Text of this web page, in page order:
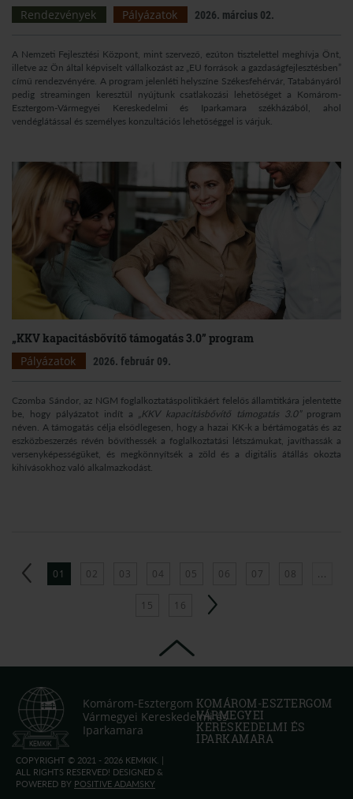
Rendezvények
Pályázatok 2026. március 02.
A Nemzeti Fejlesztési Központ, mint szervező, ezúton tisztelettel meghívja Önt,
illetve az Ön által képviselt vállalkozást az „EU források a gazdaságfejlesztésben”
című rendezvényére. A program jelenléti helyszíne Székesfehérvár, Tatabányáról
pedig streamingen keresztül nyújtunk csatlakozási lehetőséget a Komárom-
Esztergom-Vármegyei Kereskedelmi és Iparkamara székházából, ahol
vendéglátással és személyes konzultációs lehetőséggel is várjuk.
„KKV kapacitásbővítő támogatás 3.0” program
Pályázatok
2026. február 09.
Czomba Sándor, az NGM foglalkoztatáspolitikáért felelős államtitkára jelentette
be, hogy pályázatot indít a „KKV kapacitásbővítő támogatás 3.0”program
néven. A támogatás célja elsődlegesen, hogy a hazai KK-k a bértámogatás és az
eszközbeszerzés révén bővíthessék a foglalkoztatási létszámukat, javíthassák a
versenyképességüket, és megkönnyítsék a zöld és a digitális átállás okozta
kihívásokhoz való alkalmazkodást.
01 02 03 04 05 06 07 08 ...
15 16
Komárom-Esztergom
Vármegyei Kereskedelmi és
Iparkamara
COPYRIGHT © 2021 - 2026 KEMKIK. |
ALL RIGHTS RESERVED! DESIGNED &
POWERED BY POSITIVE ADAMSKY
KOMÁROM-ESZTERGOM
VÁRMEGYEI
KERESKEDELMI ÉS
IPARKAMARA